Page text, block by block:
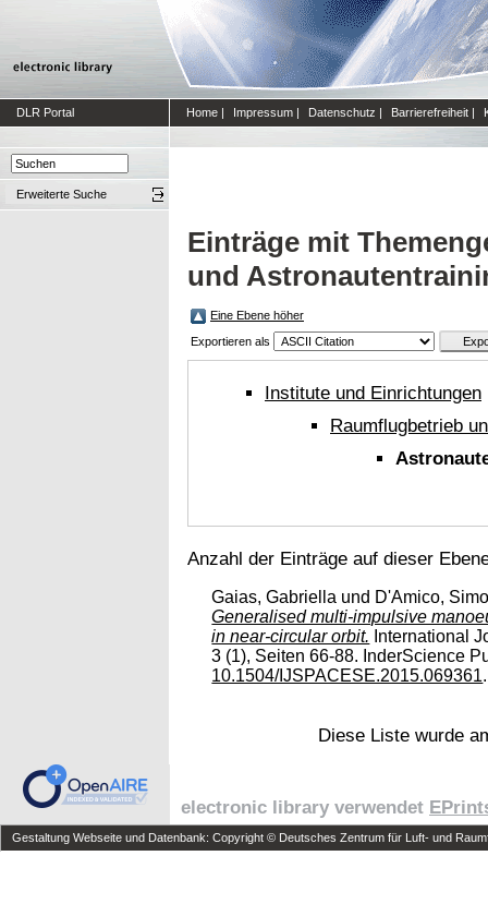
DLR Portal Home | Impressum | Datenschutz | Barrierefreiheit |
Erweiterte Suche
Einträge mit
und
Eine Ebene höher
Exportieren als
Institute und Einrichtungen
Raumflugbetrieb
Anzahl der Einträge auf dieser
Gaias, Gabriella und D'Amico,
Generalised multi-impulsive
in near-circular orbit. International
3 (1), Seiten 66-88. InderScience
10.1504/IJSPACESE.2015.069361
Diese Liste wurde
electronic library verwendet
Gestaltung Webseite und Datenbank: Copyright © Deutsches Zentrum für Luft- und